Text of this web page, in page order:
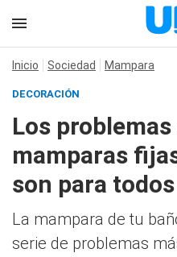
Inicio Sociedad Mampara
DECORACIÓN
Los
mamparas
son para
La mampara de tu
serie de problemas